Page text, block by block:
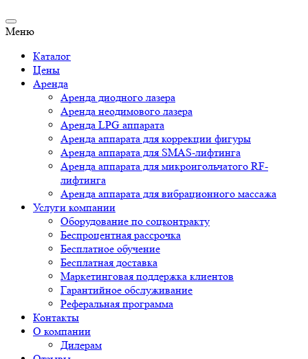
Меню
Каталог
Цены
Аренда
Аренда диодного лазера
Аренда неодимового лазера
Аренда LPG аппарата
Аренда аппарата для коррекции фигуры
Аренда аппарата для SMAS-лифтинга
Аренда аппарата для микроигольчатого RF-
лифтинга
Аренда аппарата для вибрационного массажа
Услуги компании
Оборудование по соцконтракту
Беспроцентная рассрочка
Бесплатное обучение
Бесплатная доставка
Маркетинговая поддержка клиентов
Гарантийное обслуживание
Реферальная программа
Контакты
О компании
Дилерам